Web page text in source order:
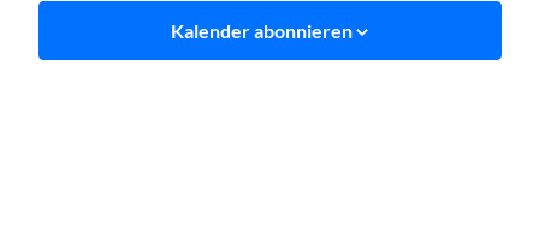
Kalender abonnieren